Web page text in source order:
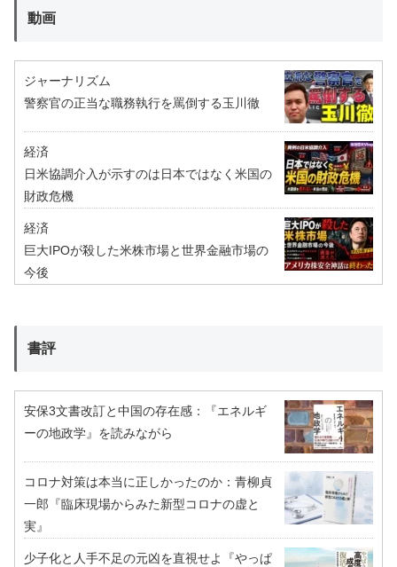
動画
ジャーナリズム
警察官の正当な職務執行を罵倒する玉川徹
経済
日米協調介入が示すのは日本ではなく米国の
財政危機
経済
巨大IPOが殺した米株市場と世界金融市場の
今後
書評
安保3文書改訂と中国の存在感：『エネルギ
ーの地政学』を読みながら
コロナ対策は本当に正しかったのか：青柳貞
一郎『臨床現場からみた新型コロナの虚と
実』
少子化と人手不足の元凶を直視せよ『やっぱ